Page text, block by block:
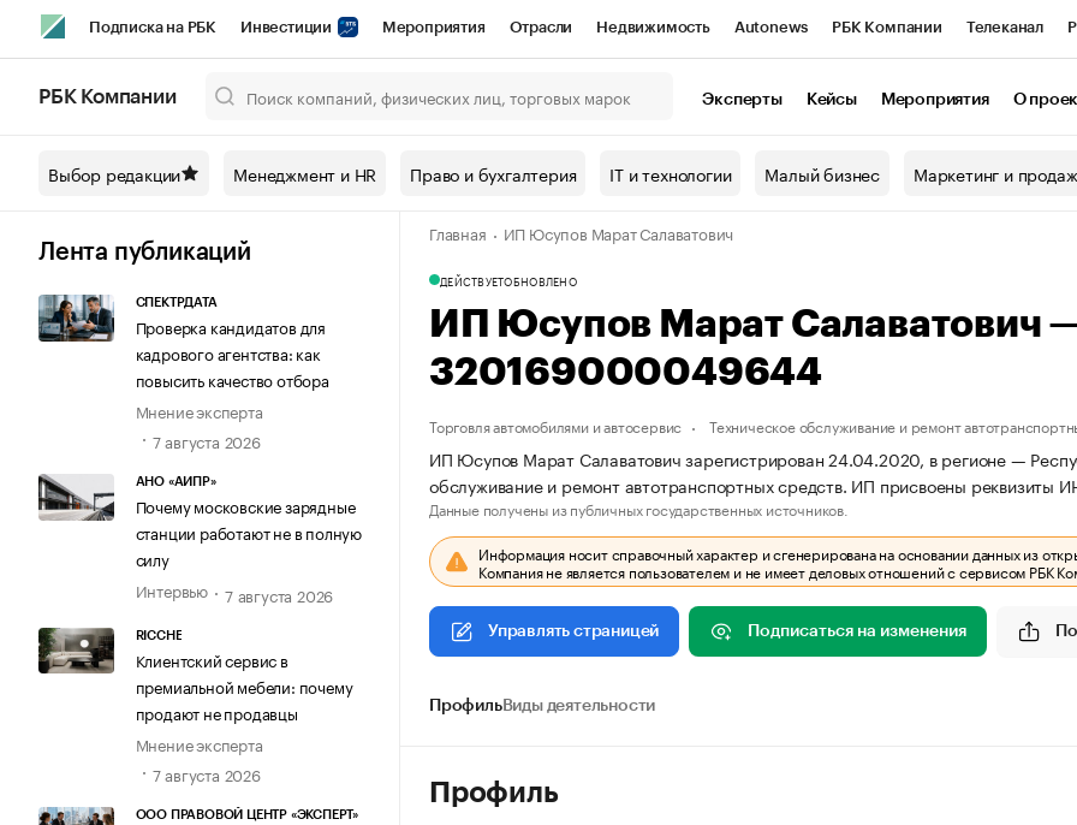
Подписка на РБК Инвестиции Мероприятия Отрасли Недвижимость Autonews РБК Компании Телеканал
Спецпроекты СПб Конференции СПб Спецпроекты Проверка контрагентов
Технологии и медиа Рынок наличной валюты
РБК Компании Эксперты Кейсы Мероприятия О
Выбор редакции Менеджмент и HR Право и бухгалтерия IT и технологии Малый бизнес Маркетинг и
Лента публикаций
СПЕКТРДАТА
Проверка кандидатов для
кадрового агентства: как
повысить качество отбора
Мнение эксперта
7 августа 2026
АНО «АИПР»
Почему московские зарядные
станции работают не в полную
силу
Интервью
7 августа 2026
RICCHE
Клиентский сервис в
премиальной мебели: почему
продают не продавцы
Мнение эксперта
7 августа 2026
ООО ПРАВОВОЙ ЦЕНТР «ЭКСПЕРТ»
Главная ИП Юсупов Марат Салаватович
ДЕЙСТВУЕТОБНОВЛЕНО
ИП Юсупов Марат Салаватович
320169000049644
Торговля автомобилями и автосервис Техническое обслуживание и ремонт
ИП Юсупов Марат Салаватович зарегистрирован 24.04.2020, в регионе —
обслуживание и ремонт автотранспортных средств. ИП присвоены
Данные получены из публичных государственных источников.
Информация носит справочный характер и сгенерирована на основании данных из
Компания не является пользователем и не имеет деловых отношений с сервисом РБК
Управлять страницей Подписаться на изменения
ПрофильВиды деятельности
Профиль